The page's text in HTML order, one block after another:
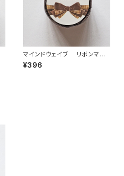
マインドウェイブ リボンマス
キングテープ ダイカット95589
ベロア ブラウン
¥396